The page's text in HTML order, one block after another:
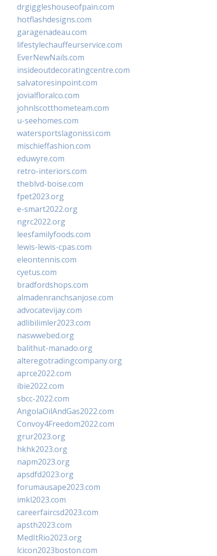
drgiggleshouseofpain.com
hotflashdesigns.com
garagenadeau.com
lifestylechauffeurservice.com
EverNewNails.com
insideoutdecoratingcentre.com
salvatoresinpoint.com
jovialfloralco.com
johnlscotthometeam.com
u-seehomes.com
watersportslagonissi.com
mischieffashion.com
eduwyre.com
retro-interiors.com
theblvd-boise.com
fpet2023.org
e-smart2022.org
ngrc2022.org
leesfamilyfoods.com
lewis-lewis-cpas.com
eleontennis.com
cyetus.com
bradfordshops.com
almadenranchsanjose.com
advocatevijay.com
adlibilimler2023.com
naswwebed.org
balithut-manado.org
alteregotradingcompany.org
aprce2022.com
ibie2022.com
sbcc-2022.com
AngolaOilAndGas2022.com
Convoy4Freedom2022.com
grur2023.org
hkhk2023.org
napm2023.org
apsdfd2023.org
forumausape2023.com
imkl2023.com
careerfaircsd2023.com
apsth2023.com
MedItRio2023.org
lcicon2023boston.com